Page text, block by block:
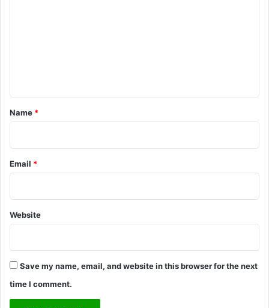
*
Name *
Email *
Website
Save my name, email, and website in this browser for the next
time I comment.